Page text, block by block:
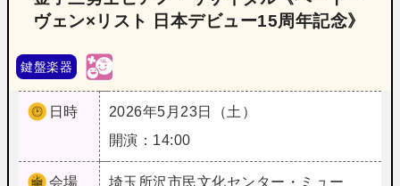
ヴェン×リスト 日本デビュー15周年記念》
鍵盤楽器
日時
2026年5月23日（土）
開演：14:00
会場 埼玉 所沢市民文化センター・ミュー